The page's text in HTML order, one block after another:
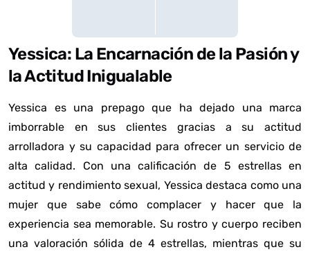
Yessica: La Encarnación de la Pasión y
la Actitud Inigualable
Yessica es una prepago que ha dejado una marca
imborrable en sus clientes gracias a su actitud
arrolladora y su capacidad para ofrecer un servicio de
alta calidad. Con una calificación de 5 estrellas en
actitud y rendimiento sexual, Yessica destaca como una
mujer que sabe cómo complacer y hacer que la
experiencia sea memorable. Su rostro y cuerpo reciben
una valoración sólida de 4 estrellas, mientras que su